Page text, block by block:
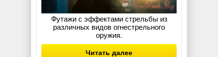
Футажи с эффектами стрельбы из
различных видов огнестрельного
оружия.
Читать далее